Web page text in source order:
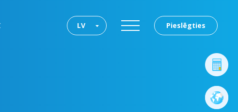
Pieslēgties
LV